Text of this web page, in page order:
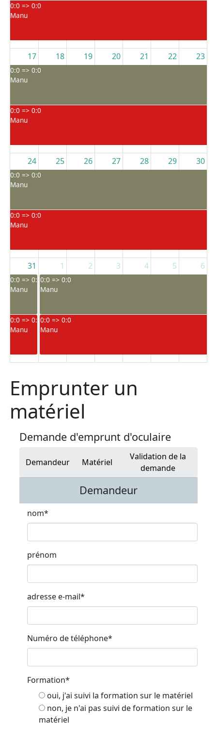
0:0 => 0:0
Manu
17
0:0 => 0:0
Manu
0:0 => 0:0
Manu
18 19 20 21 22 23
24
0:0 => 0:0
Manu
0:0 => 0:0
Manu
25 26 27 28 29 30
31
0:0 => 0:0
Manu
0:0 => 0:0
Manu
1
0:0 => 0:0
Manu
0:0 => 0:0
Manu
2 3 4 5 6
Emprunter un
matériel
Demande d'emprunt d'oculaire
Demandeur Matériel
Validation de la
demande
Demandeur
nom*
prénom
adresse e-mail*
Numéro de téléphone*
Formation*
oui, j'ai suivi la formation sur le matériel
matériel